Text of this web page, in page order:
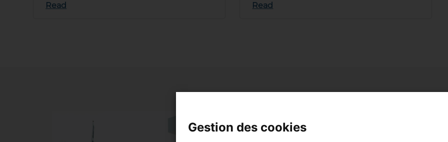
Read
unique experie…
Read
Gestion des cookies